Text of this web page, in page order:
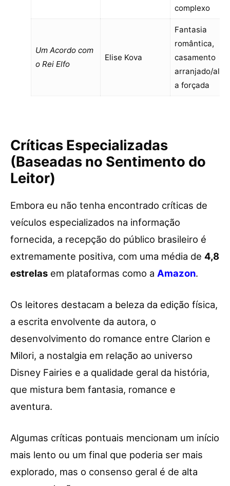
complexo
Um Acordo com
o Rei Elfo
Elise Kova
Fantasia
romântica,
casamento
arranjado/
a forçada
Críticas Especializadas
(Baseadas no Sentimento do
Leitor)
Embora eu não tenha encontrado críticas de
veículos especializados na informação
fornecida, a recepção do público brasileiro é
extremamente positiva, com uma média de 4,8
estrelas em plataformas como a Amazon.
Os leitores destacam a beleza da edição física,
a escrita envolvente da autora, o
desenvolvimento do romance entre Clarion e
Milori, a nostalgia em relação ao universo
Disney Fairies e a qualidade geral da história,
que mistura bem fantasia, romance e
aventura.
Algumas críticas pontuais mencionam um início
mais lento ou um final que poderia ser mais
explorado, mas o consenso geral é de alta